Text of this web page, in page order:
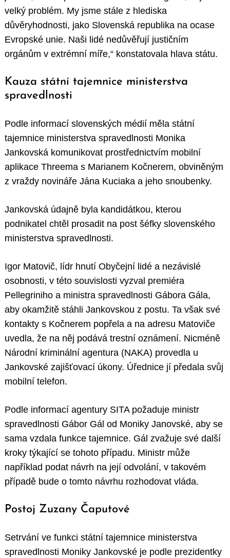
velký problém. My jsme stále z hlediska
důvěryhodnosti, jako Slovenská republika na ocase
Evropské unie. Naši lidé nedůvěřují justičním
orgánům v extrémní míře,“ konstatovala hlava státu.
Kauza státní tajemnice ministerstva
spravedlnosti
Podle informací slovenských médií měla státní
tajemnice ministerstva spravedlnosti Monika
Jankovská komunikovat prostřednictvím mobilní
aplikace Threema s Marianem Kočnerem, obviněným
z vraždy novináře Jána Kuciaka a jeho snoubenky.
Jankovská údajně byla kandidátkou, kterou
podnikatel chtěl prosadit na post šéfky slovenského
ministerstva spravedlnosti.
Igor Matovič, lídr hnutí Obyčejní lidé a nezávislé
osobnosti, v této souvislosti vyzval premiéra
Pellegriniho a ministra spravedlnosti Gábora Gála,
aby okamžitě stáhli Jankovskou z postu. Ta však své
kontakty s Kočnerem popřela a na adresu Matoviče
uvedla, že na něj podává trestní oznámení. Nicméně
Národní kriminální agentura (NAKA) provedla u
Jankovské zajišťovací úkony. Úřednice jí předala svůj
mobilní telefon.
Podle informací agentury SITA požaduje ministr
spravedlnosti Gábor Gál od Moniky Janovské, aby se
sama vzdala funkce tajemnice. Gál zvažuje své další
kroky týkající se tohoto případu. Ministr může
například podat návrh na její odvolání, v takovém
případě bude o tomto návrhu rozhodovat vláda.
Postoj Zuzany Čaputové
Setrvání ve funkci státní tajemnice ministerstva
spravedlnosti Moniky Jankovské je podle prezidentky